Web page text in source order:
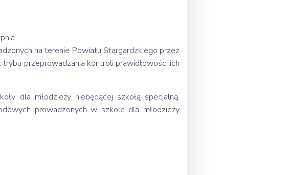
na terenie Powiatu Stargardzkiego przez
przeprowadzania kontroli prawidłowości ich
dla młodzieży niebędącej szkołą specjalną,
prowadzonych w szkole dla młodzieży